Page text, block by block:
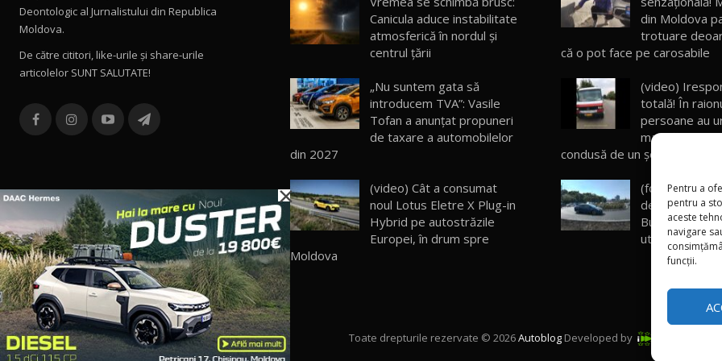
Pentru a
pentru a
aceste
navigare
funcții.
Deontologic al Jurnalistului din Republica
Moldova.
De către cititori, like-urile şi share-urile
articolelor SUNT SALUTATE!
Canicula aduce instabilitate
atmosferică în nordul și
centrul țării
„Nu suntem gata să
introducem TVA”: Vasile
Tofan a anunțat propuneri
de taxare a automobilelor
din 2027
(video) Cât a consumat
noul Lotus Eletre X Plug-in
Hybrid pe autostrăzile
Europei, în drum spre
Moldova
din Moldova
trotuare
că o pot face pe carosabile
(video)
totală! În
persoane au
maşină de
condusă de un şofer beat
(foto) Banda
de lângă
București-
utilizată
Toate drepturile rezervate © 2026Autoblog Developed by
×